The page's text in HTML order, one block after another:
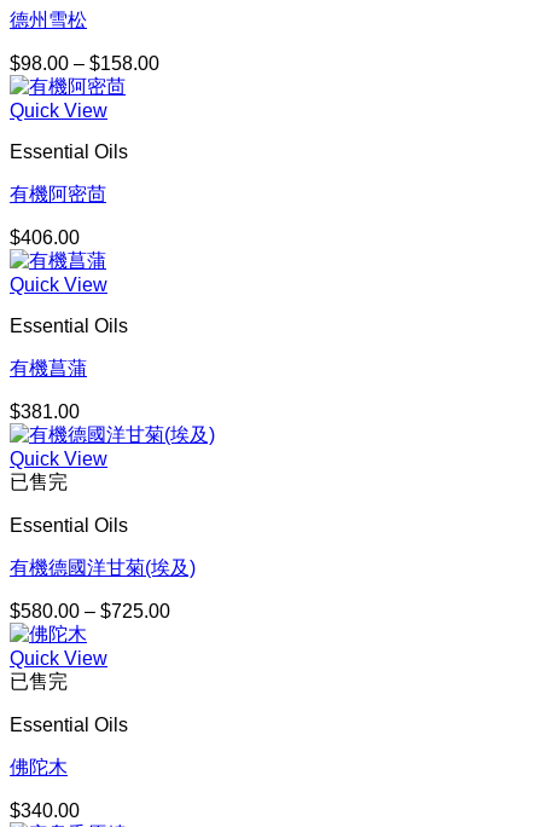
德州雪松
$98.00 – $158.00價
Quick View
Essential Oils
有機阿密茴
$406.00
Quick View
Essential Oils
有機菖蒲
$381.00
Quick View
已售完
Essential Oils
有機德國洋甘菊(埃及)
$580.00 – $725.00價
Quick View
已售完
Essential Oils
佛陀木
$340.00